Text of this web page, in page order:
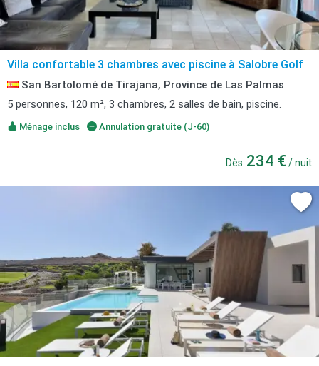
Villa confortable 3 chambres avec piscine à Salobre Golf
San Bartolomé de Tirajana, Province de Las Palmas
5 personnes, 120 m², 3 chambres, 2 salles de bain, piscine.
Ménage inclus Annulation gratuite (J-60)
Dès 234 € / nuit